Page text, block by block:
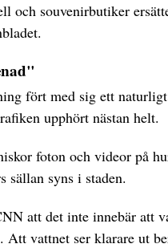
och souvenirbutiker
fört med sig ett
upphört nästan helt.
foton och videor på
sällan syns i staden.
att det inte innebär att
Att vattnet ser klarare ut